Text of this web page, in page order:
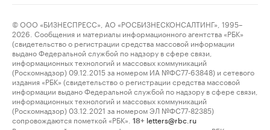
© ООО «БИЗНЕСПРЕСС», АО «РОСБИЗНЕСКОНСАЛТИНГ», 1995–
2026. Сообщения и материалы информационного агентства «РБК»
(свидетельство о регистрации средства массовой информации
выдано Федеральной службой по надзору в сфере связи,
информационных технологий и массовых коммуникаций
(Роскомнадзор) 09.12.2015 за номером ИА №ФС77-63848) и сетевого
издания «РБК» (свидетельство о регистрации средства массовой
информации выдано Федеральной службой по надзору в сфере связи,
информационных технологий и массовых коммуникаций
(Роскомнадзор) 03.12.2021 за номером ЭЛ №ФС77-82385)
сопровождаются пометкой «РБК».
18+ letters@rbc.ru